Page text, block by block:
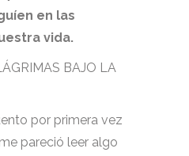
en las
vida.
por primera vez
pareció leer algo